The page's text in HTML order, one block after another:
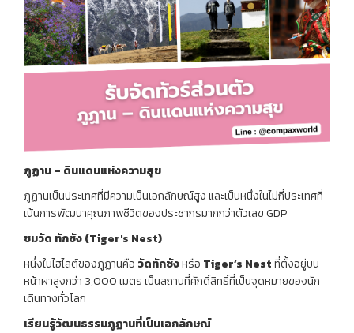
ภูฏาน – ดินแดนแห่งความสุข
ภูฏานเป็นประเทศที่มีความเป็นเอกลักษณ์สูง และเป็นหนึ่งในไม่กี่ประเทศที่
เน้นการพัฒนาคุณภาพชีวิตของประชากรมากกว่าตัวเลข GDP
ชมวัด ทักซัง (Tiger's Nest)
หนึ่งในไฮไลต์ของภูฏานคือ วัดทักซังหรือ Tiger’s Nestที่ตั้งอยู่บน
หน้าผาสูงกว่า 3,000 เมตร เป็นสถานที่ศักดิ์สิทธิ์ที่เป็นจุดหมายของนัก
เดินทางทั่วโลก
เรียนรู้วัฒนธรรมภูฏานที่เป็นเอกลักษณ์